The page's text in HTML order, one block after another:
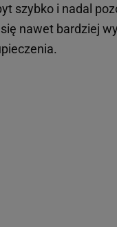
szybko i nadal
nawet bardziej